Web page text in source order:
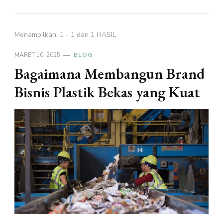
Menampilkan: 1 - 1 dari 1 HASIL
MARET 10, 2025 BLOG
Bagaimana Membangun Brand
Bisnis Plastik Bekas yang Kuat